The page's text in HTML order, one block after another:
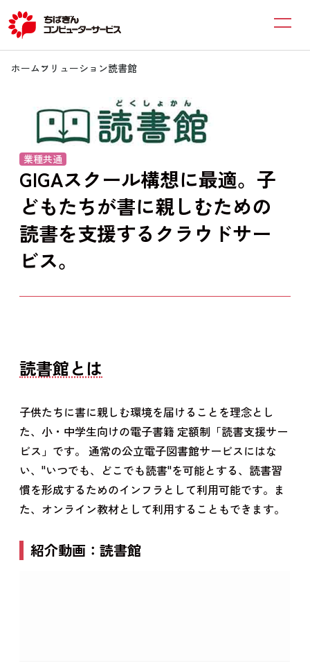
ホームソリューション読書館
業種共通
GIGAスクール構想に最適。子
どもたちが書に親しむための
読書を支援するクラウドサー
ビス。
読書館とは
子供たちに書に親しむ環境を届けることを理念とし
た、小・中学生向けの電子書籍 定額制「読書支援サー
ビス」です。 通常の公立電子図書館サービスにはな
い、"いつでも、どこでも読書"を可能とする、読書習
慣を形成するためのインフラとして利用可能です。ま
た、オンライン教材として利用することもできます。
紹介動画：読書館